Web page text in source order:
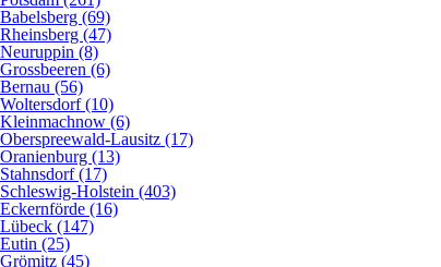
Babelsberg (69)
Rheinsberg (47)
Neuruppin (8)
Grossbeeren (6)
Bernau (56)
Woltersdorf (10)
Kleinmachnow (6)
Oberspreewald-Lausitz (17)
Oranienburg (13)
Stahnsdorf (17)
Schleswig-Holstein (403)
Eckernförde (16)
Lübeck (147)
Eutin (25)
Grömitz (45)